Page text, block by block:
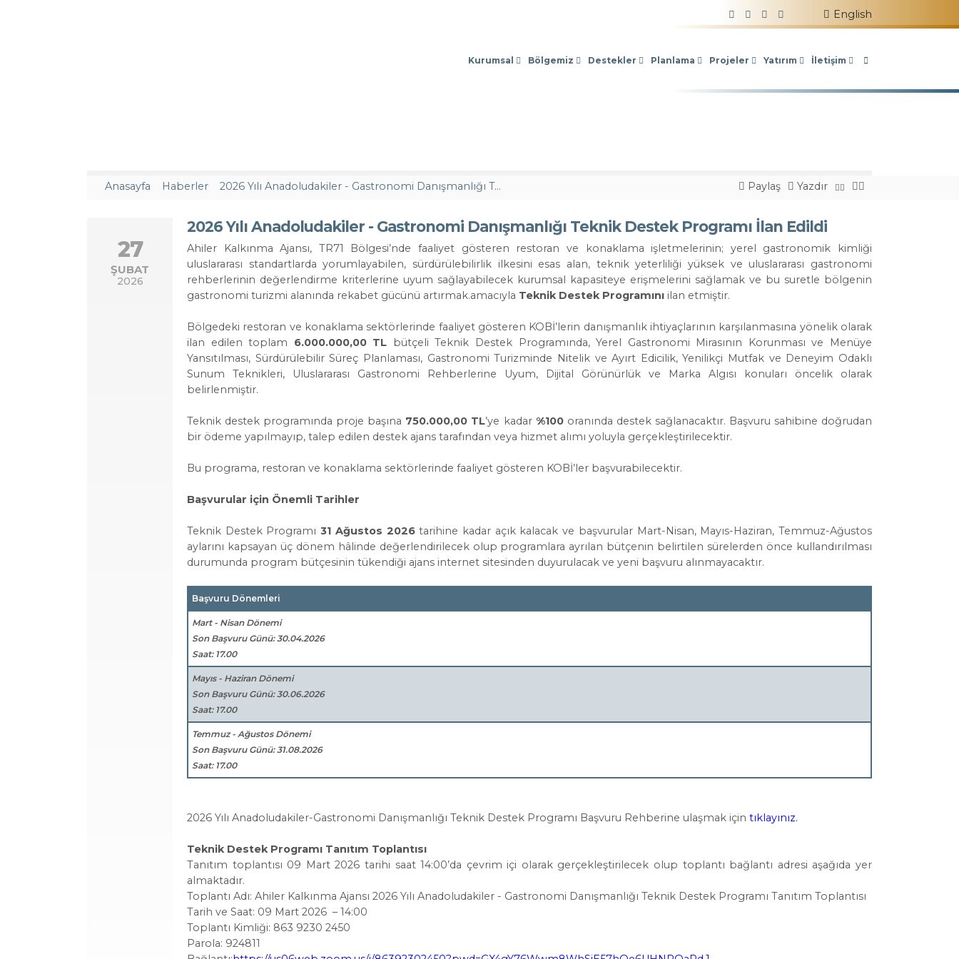
English
Kurumsal Bölgemiz Destekler Planlama Projeler Yatırım İletişim
Anasayfa Haberler 2026 Yılı Anadoludakiler - Gastronomi Danışmanlığı Teknik Destek Programı İlan Edildi Paylaş Yazdır
27
ŞUBAT
2026
2026 Yılı Anadoludakiler - Gastronomi Danışmanlığı Teknik Destek Programı İlan Edildi
Ahiler Kalkınma Ajansı, TR71 Bölgesi’nde faaliyet gösteren restoran ve konaklama işletmelerinin; yerel gastronomik kimliği
uluslararası standartlarda yorumlayabilen, sürdürülebilirlik ilkesini esas alan, teknik yeterliliği yüksek ve uluslararası gastronomi
rehberlerinin değerlendirme kriterlerine uyum sağlayabilecek kurumsal kapasiteye erişmelerini sağlamak ve bu suretle bölgenin
gastronomi turizmi alanında rekabet gücünü artırmak.amacıyla Teknik Destek Programını ilan etmiştir.
Bölgedeki restoran ve konaklama sektörlerinde faaliyet gösteren KOBİ’lerin danışmanlık ihtiyaçlarının karşılanmasına yönelik olarak
ilan edilen toplam 6.000.000,00 TL bütçeli Teknik Destek Programında, Yerel Gastronomi Mirasının Korunması ve Menüye
Yansıtılması, Sürdürülebilir Süreç Planlaması, Gastronomi Turizminde Nitelik ve Ayırt Edicilik, Yenilikçi Mutfak ve Deneyim Odaklı
Sunum Teknikleri, Uluslararası Gastronomi Rehberlerine Uyum, Dijital Görünürlük ve Marka Algısı konuları öncelik olarak
belirlenmiştir.
Teknik destek programında proje başına 750.000,00 TL’ye kadar %100oranında destek sağlanacaktır. Başvuru sahibine doğrudan
bir ödeme yapılmayıp, talep edilen destek ajans tarafından veya hizmet alımı yoluyla gerçekleştirilecektir.
Bu programa, restoran ve konaklama sektörlerinde faaliyet gösteren KOBİ’ler başvurabilecektir.
Başvurular için Önemli Tarihler
Teknik Destek Programı31 Ağustos 2026tarihine kadar açık kalacak ve başvurular Mart-Nisan, Mayıs-Haziran, Temmuz-Ağustos
aylarını kapsayan üç dönem hâlinde değerlendirilecek olup programlara ayrılan bütçenin belirtilen sürelerden önce kullandırılması
durumunda program bütçesinin tükendiği ajans internet sitesinden duyurulacak ve yeni başvuru alınmayacaktır.
Başvuru Dönemleri
Mart - Nisan Dönemi
Son Başvuru Günü: 30.04.2026
Saat: 17.00
Mayıs - Haziran Dönemi
Son Başvuru Günü: 30.06.2026
Saat: 17.00
Temmuz - Ağustos Dönemi
Son Başvuru Günü: 31.08.2026
Saat: 17.00
2026 Yılı Anadoludakiler-Gastronomi Danışmanlığı Teknik Destek Programı Başvuru Rehberine ulaşmak için tıklayınız.
Teknik Destek Programı Tanıtım Toplantısı
Tanıtım toplantısı 09 Mart 2026 tarihi saat 14:00’da çevrim içi olarak gerçekleştirilecek olup toplantı bağlantı adresi aşağıda yer
almaktadır.
Toplantı Adı: Ahiler Kalkınma Ajansı 2026 Yılı Anadoludakiler - Gastronomi Danışmanlığı Teknik Destek Programı Tanıtım Toplantısı
Tarih ve Saat: 09 Mart 2026 – 14:00
Toplantı Kimliği: 863 9230 2450
Parola: 924811